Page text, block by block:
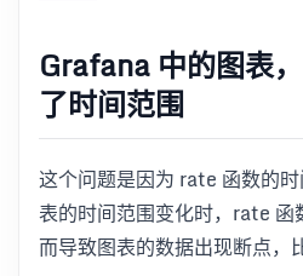
Grafana 中的图表
了时间范围
这个问题是因为 rate 函数的
表的时间范围变化时，rate 函
而导致图表的数据出现断点，